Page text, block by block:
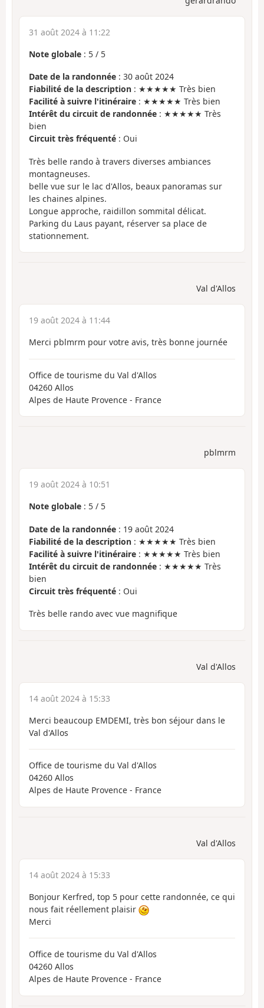
31 août 2024 à 11:22
Note globale : 5 / 5
Date de la randonnée : 30 août 2024
Fiabilité de la description : ★★★★★ Très bien
Facilité à suivre l'itinéraire : ★★★★★ Très bien
Intérêt du circuit de randonnée : ★★★★★ Très
bien
Circuit très fréquenté : Oui
Très belle rando à travers diverses ambiances
montagneuses.
belle vue sur le lac d'Allos, beaux panoramas sur
les chaines alpines.
Longue approche, raidillon sommital délicat.
Parking du Laus payant, réserver sa place de
stationnement.
Val d'Allos
19 août 2024 à 11:44
Merci pblmrm pour votre avis, très bonne journée
Office de tourisme du Val d'Allos
04260 Allos
Alpes de Haute Provence - France
pblmrm
19 août 2024 à 10:51
Note globale : 5 / 5
Date de la randonnée : 19 août 2024
Fiabilité de la description : ★★★★★ Très bien
Facilité à suivre l'itinéraire : ★★★★★ Très bien
Intérêt du circuit de randonnée : ★★★★★ Très
bien
Circuit très fréquenté : Oui
Très belle rando avec vue magnifique
Val d'Allos
14 août 2024 à 15:33
Merci beaucoup EMDEMI, très bon séjour dans le
Val d'Allos
Office de tourisme du Val d'Allos
04260 Allos
Alpes de Haute Provence - France
Val d'Allos
14 août 2024 à 15:33
Bonjour Kerfred, top 5 pour cette randonnée, ce qui
nous fait réellement plaisir
Merci
Office de tourisme du Val d'Allos
04260 Allos
Alpes de Haute Provence - France